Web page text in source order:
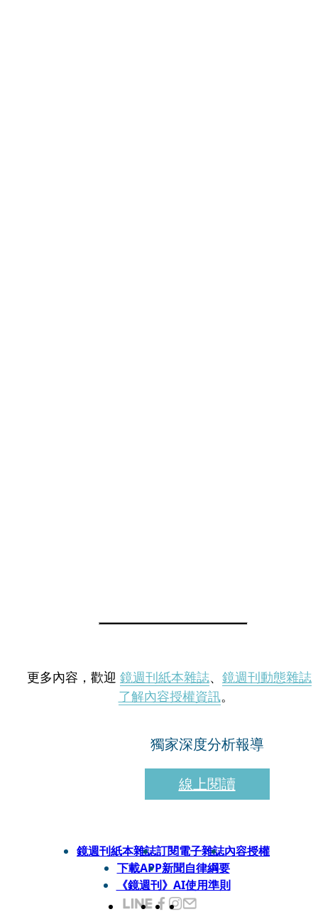
更多內容，歡迎 鏡週刊紙本雜誌、 鏡週刊動態雜誌
了解內容授權資訊。
獨家深度分析報導
線上閱讀
鏡週刊紙本雜誌訂閱電子雜誌內容授權
下載APP新聞自律綱要
《鏡週刊》AI使用準則